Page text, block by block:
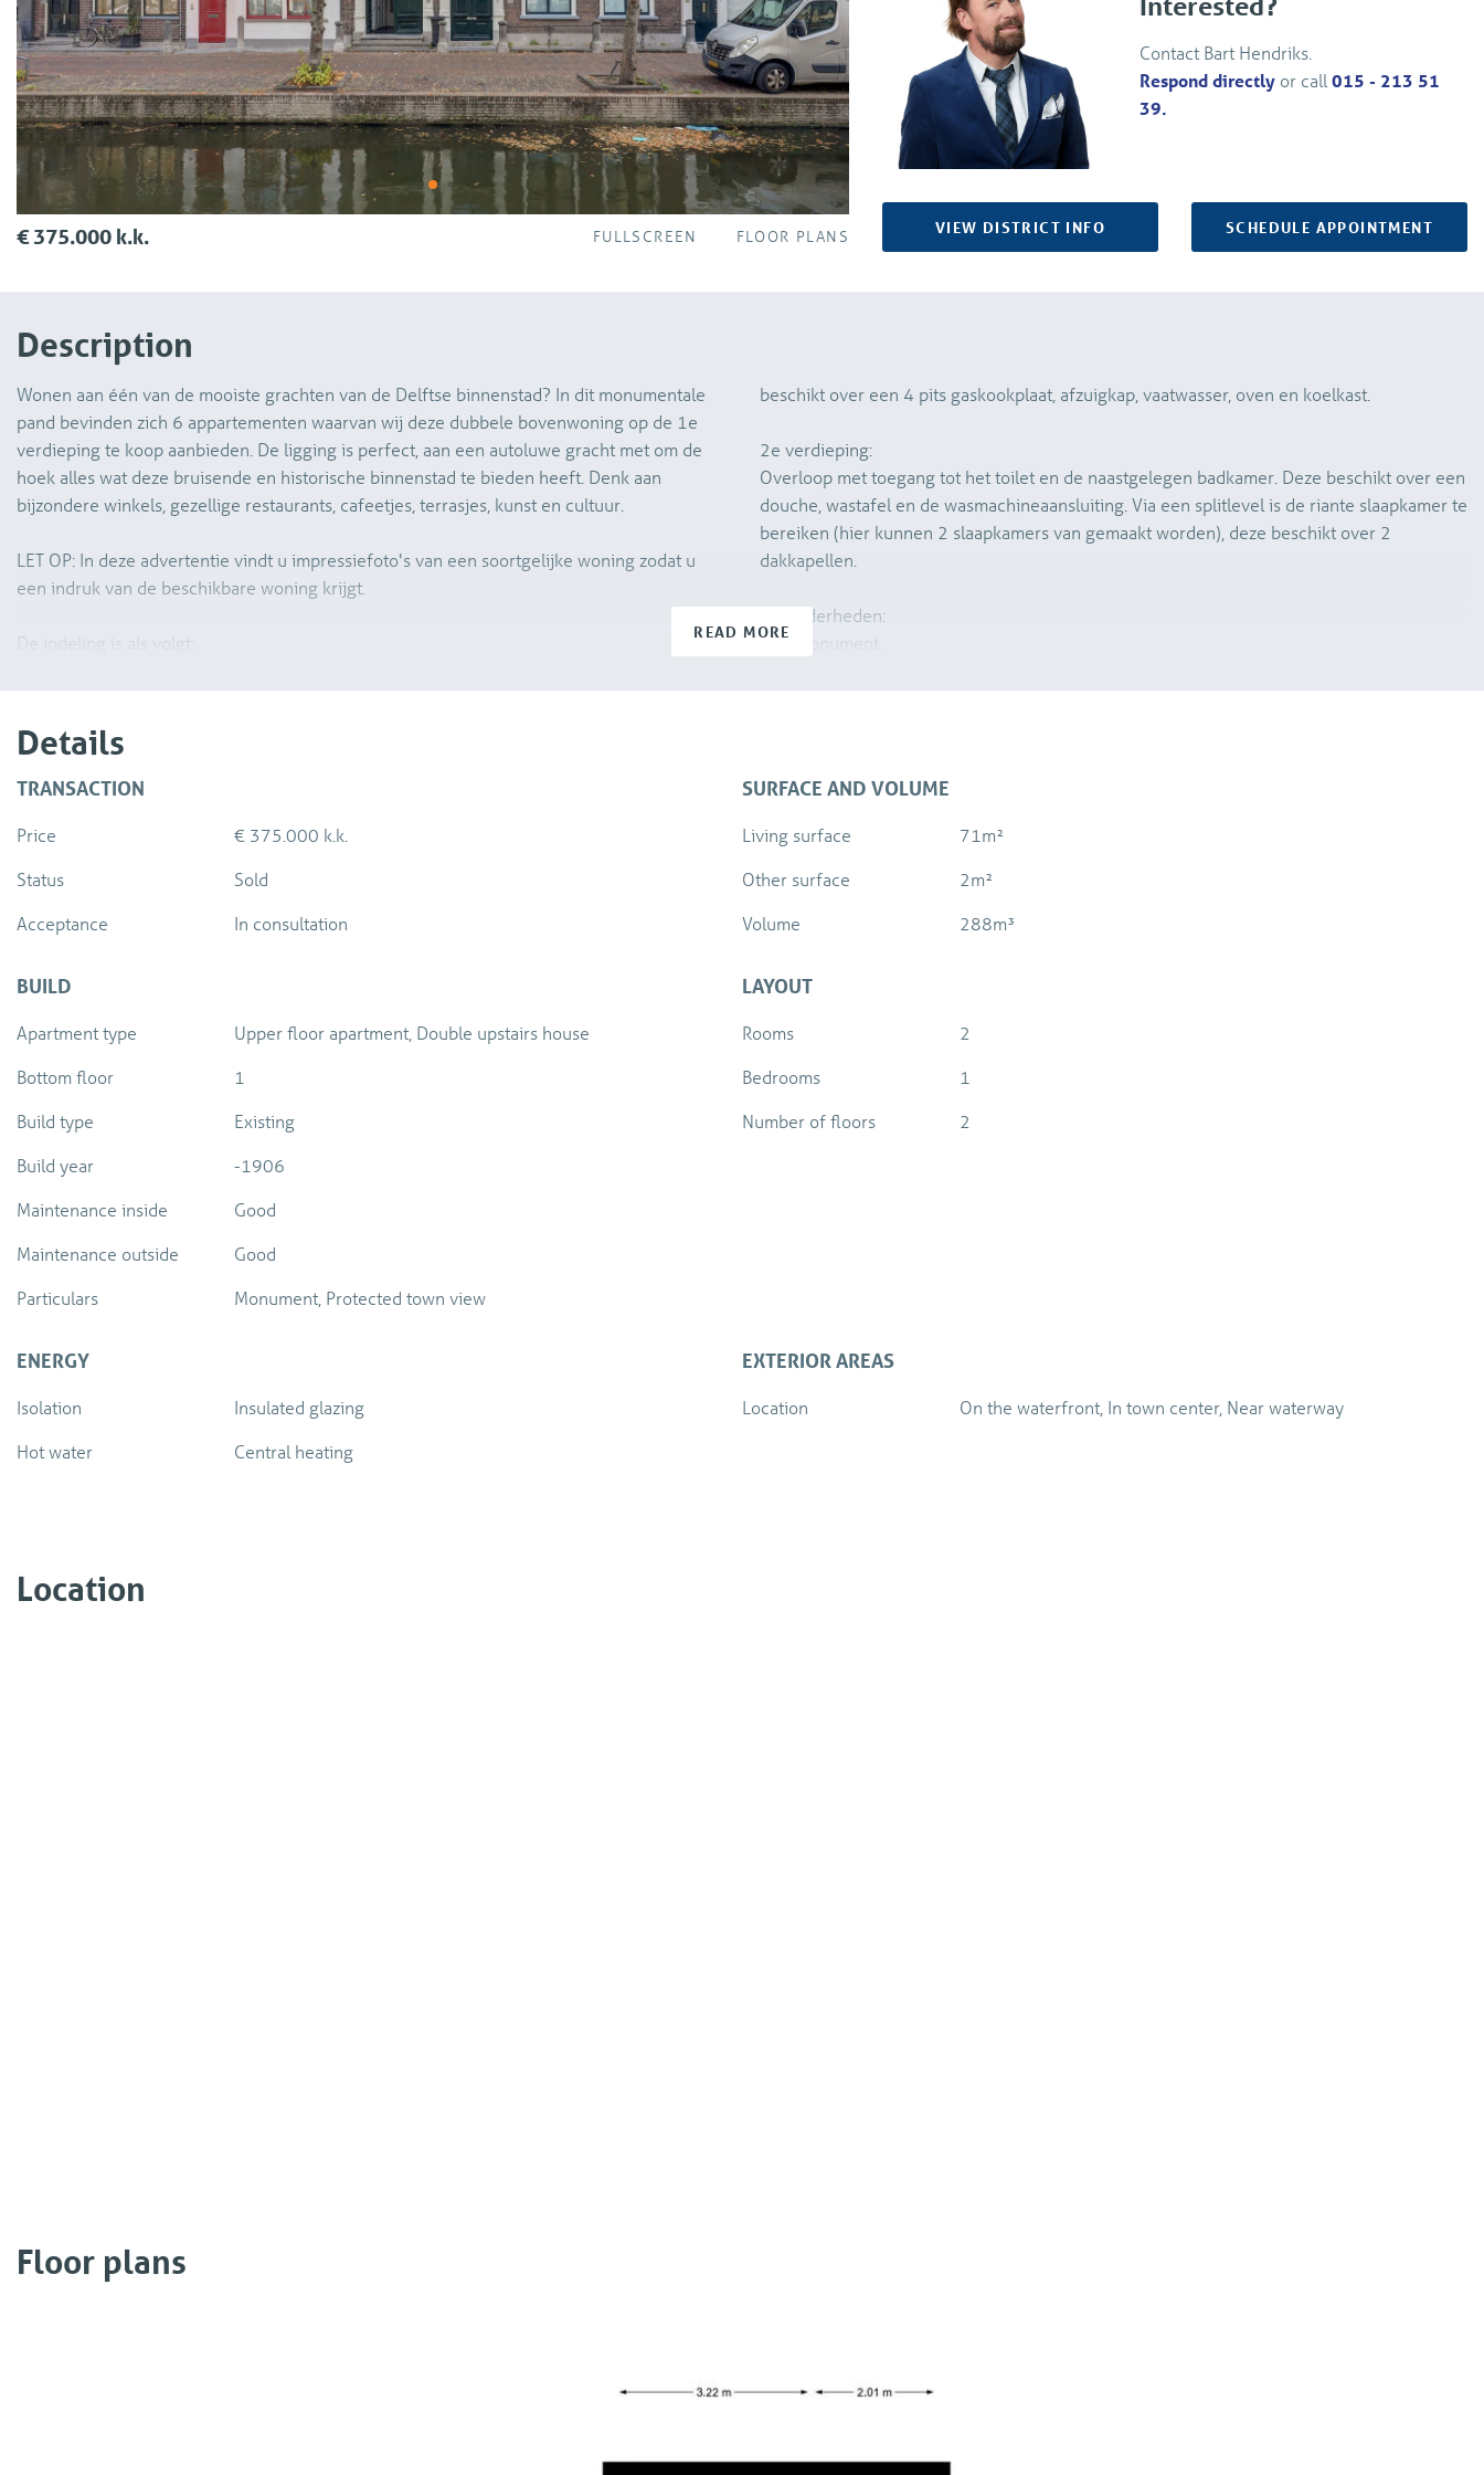
€ 375.000 k.k. FULLSCREEN FLOOR PLANS
Contact Bart Hendriks.
Respond directly or call015 - 213 51
39.
VIEW DISTRICT INFO SCHEDULE APPOINTMENT
Description
Wonen aan één van de mooiste grachten van de Delftse binnenstad? In dit monumentale
pand bevinden zich 6 appartementen waarvan wij deze dubbele bovenwoning op de 1e
verdieping te koop aanbieden. De ligging is perfect, aan een autoluwe gracht met om de
hoek alles wat deze bruisende en historische binnenstad te bieden heeft. Denk aan
bijzondere winkels, gezellige restaurants, cafeetjes, terrasjes, kunst en cultuur.
LET OP: In deze advertentie vindt u impressiefoto's van een soortgelijke woning zodat u
een indruk van de beschikbare woning krijgt.
De indeling is als volgt:
Begane grond:
Gezamenlijke entree met meterkasten en toegang naar de appartementen.
1e verdieping:
lichte en ruime woonkamer. De woonkamer heeft 2 grote raampartijen met een fraai zicht
beschikt over een 4 pits gaskookplaat, afzuigkap, vaatwasser, oven en koelkast.
2e verdieping:
Overloop met toegang tot het toilet en de naastgelegen badkamer. Deze beschikt over een
douche, wastafel en de wasmachineaansluiting. Via een splitlevel is de riante slaapkamer te
bereiken (hier kunnen 2 slaapkamers van gemaakt worden), deze beschikt over 2
dakkapellen.
Bijzonderheden:
Rijksmonument.
Bruto inhoud 288 m3.
Niet bewonersclausule.
Project notaris van toepassing.
READ MORE
Details
TRANSACTION
Price
€ 375.000 k.k.
Status
Sold
Acceptance
In consultation
SURFACE AND VOLUME
Living surface
71m²
Other surface
2m²
Volume
288m³
BUILD
Apartment type
Upper floor apartment, Double upstairs house
Bottom floor
1
Build type
Existing
Build year
-1906
Maintenance inside
Good
Maintenance outside
Good
Particulars
Monument, Protected town view
LAYOUT
Rooms
2
Bedrooms
1
Number of floors
2
ENERGY
Isolation
Insulated glazing
Hot water
Central heating
EXTERIOR AREAS
Location On the waterfront, In town center, Near waterway
Location
Floor plans